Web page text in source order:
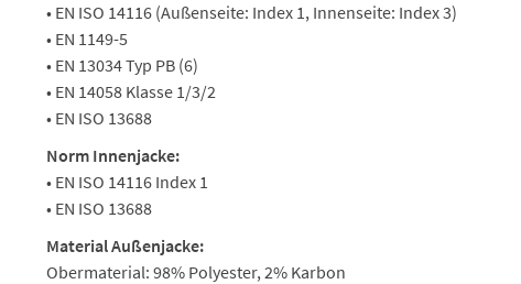
• EN ISO 14116 (Außenseite: Index 1, Innenseite: Index 3)
• EN 1149-5
• EN 13034 Typ PB (6)
• EN 14058 Klasse 1/3/2
• EN ISO 13688
Norm Innenjacke:
• EN ISO 14116 Index 1
• EN ISO 13688
Material Außenjacke:
Obermaterial: 98% Polyester, 2% Karbon